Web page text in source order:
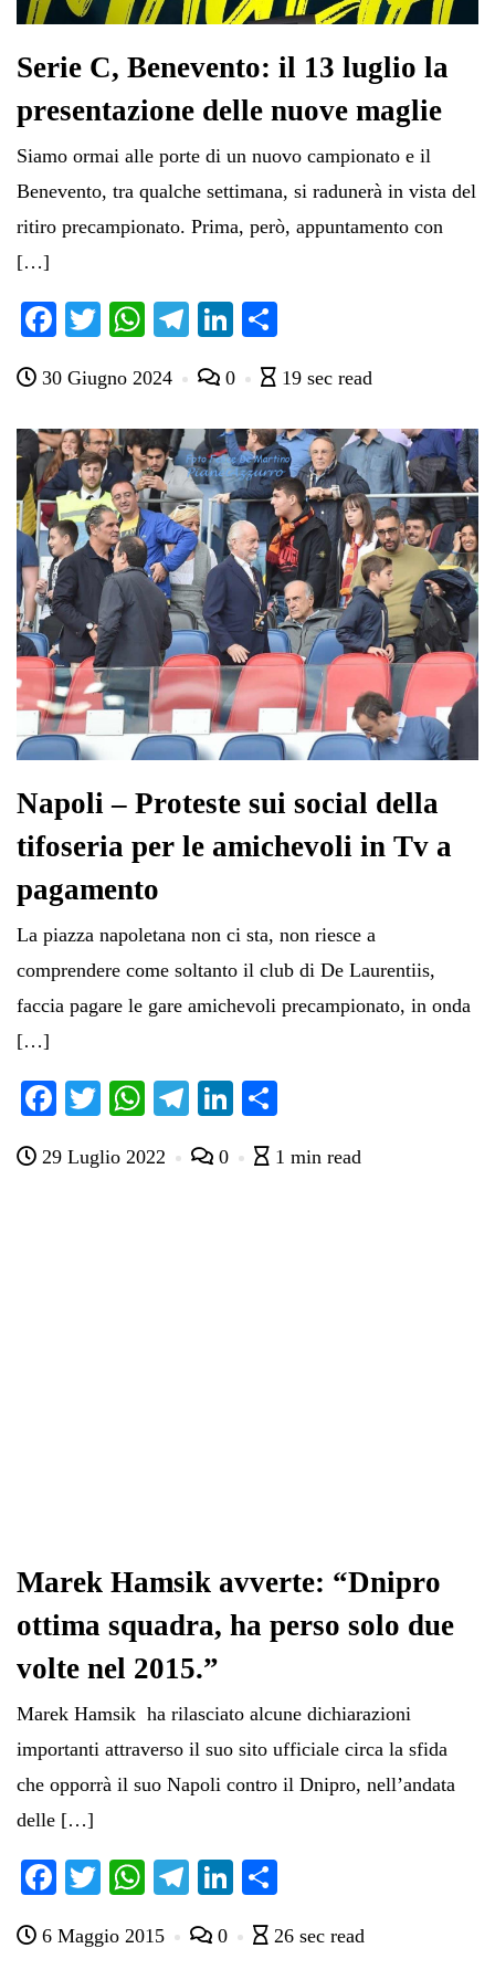
Serie C, Benevento: il 13 luglio la
presentazione delle nuove maglie
Siamo ormai alle porte di un nuovo campionato e il
Benevento, tra qualche settimana, si radunerà in vista del
ritiro precampionato. Prima, però, appuntamento con
[…]
Fa
bo
ok
T
tte
r
W
ts
A
pp
Te
gr
a
m
Li
ed
In
di
vi
di
30 Giugno 2024 0 19 sec read
Napoli – Proteste sui social della
tifoseria per le amichevoli in Tv a
pagamento
La piazza napoletana non ci sta, non riesce a
comprendere come soltanto il club di De Laurentiis,
faccia pagare le gare amichevoli precampionato, in onda
[…]
Fa
bo
T
tte
W
ts
Te
gr
Li
ed di
29 Luglio 2022 0 1 min read
Marek Hamsik avverte: “Dnipro
ottima squadra, ha perso solo due
volte nel 2015.”
Marek Hamsik ha rilasciato alcune dichiarazioni
importanti attraverso il suo sito ufficiale circa la sfida
che opporrà il suo Napoli contro il Dnipro, nell’andata
delle […]
Fa
bo
T
tte
W
ts
Te
gr
Li
ed di
6 Maggio 2015 0 26 sec read